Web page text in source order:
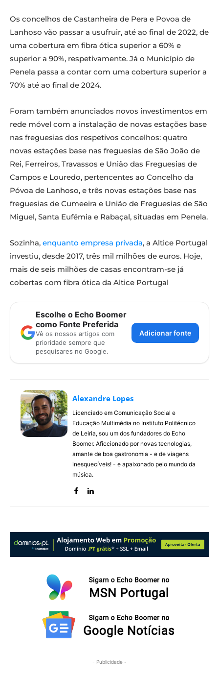
Os concelhos de Castanheira de Pera e Povoa de
Lanhoso vão passar a usufruir, até ao final de 2022, de
uma cobertura em fibra ótica superior a 60% e
superior a 90%, respetivamente. Já o Município de
Penela passa a contar com uma cobertura superior a
70% até ao final de 2024.
Foram também anunciados novos investimentos em
rede móvel com a instalação de novas estações base
nas freguesias dos respetivos concelhos: quatro
novas estações base nas freguesias de São João de
Rei, Ferreiros, Travassos e União das Freguesias de
Campos e Louredo, pertencentes ao Concelho da
Póvoa de Lanhoso, e três novas estações base nas
freguesias de Cumeeira e União de Freguesias de São
Miguel, Santa Eufémia e Rabaçal, situadas em Penela.
Sozinha, enquanto empresa privada, a Altice Portugal
investiu, desde 2017, três mil milhões de euros. Hoje,
mais de seis milhões de casas encontram-se já
cobertas com fibra ótica da Altice Portugal
Escolhe o Echo Boomer
como Fonte Preferida
Vê os nossos artigos com
prioridade sempre que
pesquisares no Google.
Adicionar fonte
Alexandre Lopes
Licenciado em Comunicação Social e
Educação Multimédia no Instituto Politécnico
de Leiria, sou um dos fundadores do Echo
Boomer. Aficcionado por novas tecnologias,
amante de boa gastronomia - e de viagens
inesquecíveis! - e apaixonado pelo mundo da
música.
- Publicidade -